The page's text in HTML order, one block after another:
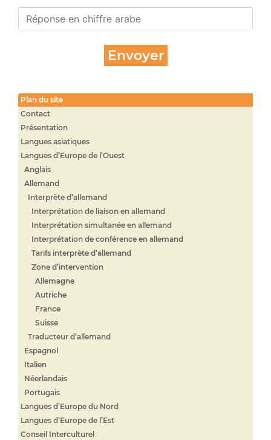
Plan du site
Contact
Présentation
Langues asiatiques
Langues d’Europe de l’Ouest
Anglais
Allemand
Interprète d’allemand
Interprétation de liaison en allemand
Interprétation simultanée en allemand
Interprétation de conférence en allemand
Tarifs interprète d’allemand
Zone d’intervention
Allemagne
Autriche
France
Suisse
Traducteur d’allemand
Espagnol
Italien
Néerlandais
Portugais
Langues d’Europe du Nord
Langues d’Europe de l’Est
Conseil Interculturel